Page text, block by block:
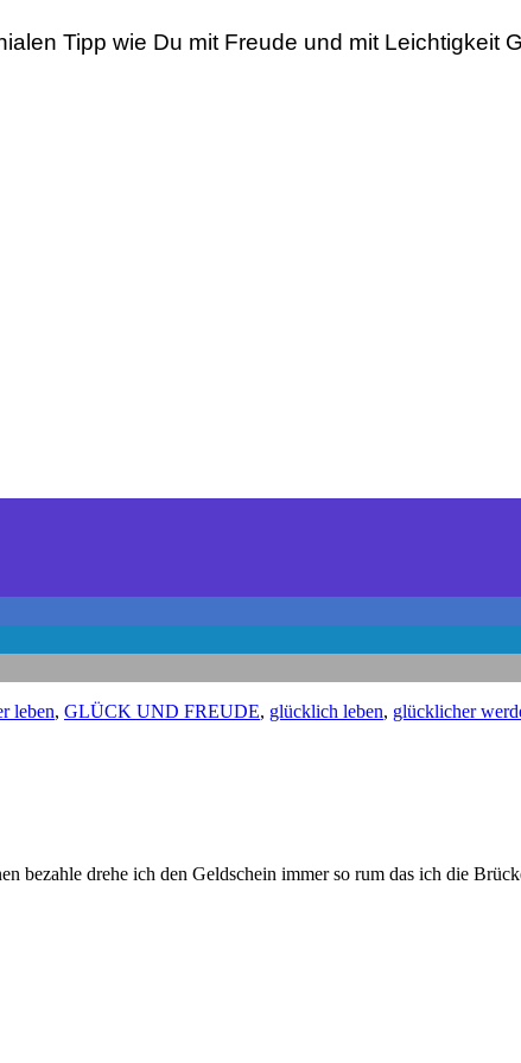
Tipp wie Du mit Freude und mit Leichtigkeit
leben, GLÜCK UND FREUDE, glücklich leben, glücklicher
bezahle drehe ich den Geldschein immer so rum das ich die